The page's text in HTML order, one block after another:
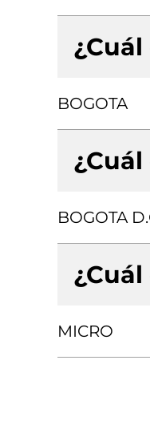
BOGOTA
BOGOTA
MICRO